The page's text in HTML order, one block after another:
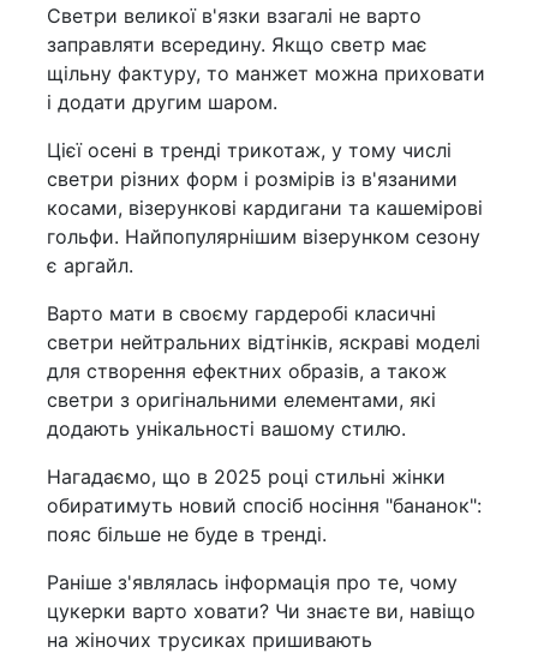
Светри великої в'язки взагалі не варто
заправляти всередину. Якщо светр має
щільну фактуру, то манжет можна приховати
і додати другим шаром.
Цієї осені в тренді трикотаж, у тому числі
светри різних форм і розмірів із в'язаними
косами, візерункові кардигани та кашемірові
гольфи. Найпопулярнішим візерунком сезону
є аргайл.
Варто мати в своєму гардеробі класичні
светри нейтральних відтінків, яскраві моделі
для створення ефектних образів, а також
светри з оригінальними елементами, які
додають унікальності вашому стилю.
Нагадаємо, що в 2025 році стильні жінки
обиратимуть новий спосіб носіння "бананок":
пояс більше не буде в тренді.
Раніше з'являлась інформація про те, чому
цукерки варто ховати? Чи знаєте ви, навіщо
на жіночих трусиках пришивають